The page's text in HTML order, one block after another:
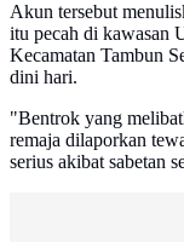
Akun tersebut
itu pecah di kawasan
Kecamatan Tambun
dini hari.
"Bentrok yang
remaja dilaporkan
serius akibat sabetan